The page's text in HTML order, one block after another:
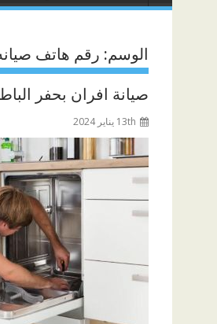
الوسم: رقم هاتف
صيانة افران بحفر الباطن
13th يناير 2024